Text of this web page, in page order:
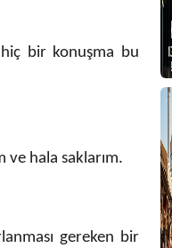
bir konuşma bu
ve hala saklarım.
gereken bir